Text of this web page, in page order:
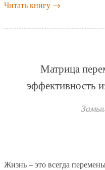
Читать книгу →
Матрица
эффективность
Жизнь – это всегда